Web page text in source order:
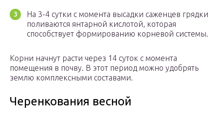
На 3-4 сутки с момента высадки саженцев грядки
поливаются янтарной кислотой, которая
способствует формированию корневой системы.
Корни начнут расти через 14 суток с момента
помещения в почву. В этот период можно удобрять
землю комплексными составами.
Черенкования весной